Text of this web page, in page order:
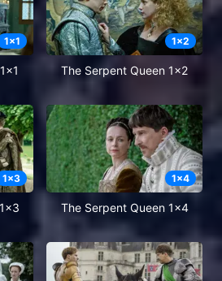
1x1 1x2
The Serpent Queen 1x2
1x3 1x4
The Serpent Queen 1x4